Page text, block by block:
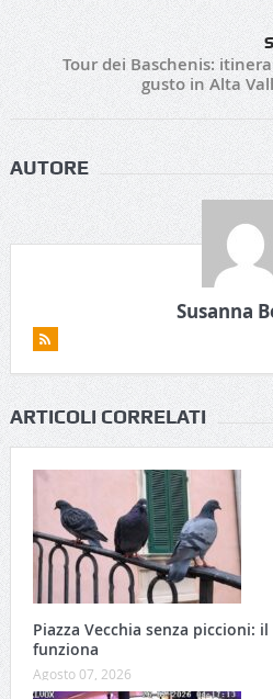
Tour dei Baschenis:
gusto in Alta
AUTORE
Susanna
ARTICOLI CORRELATI
Piazza Vecchia senza piccioni:
funziona
Agosto 07, 2026